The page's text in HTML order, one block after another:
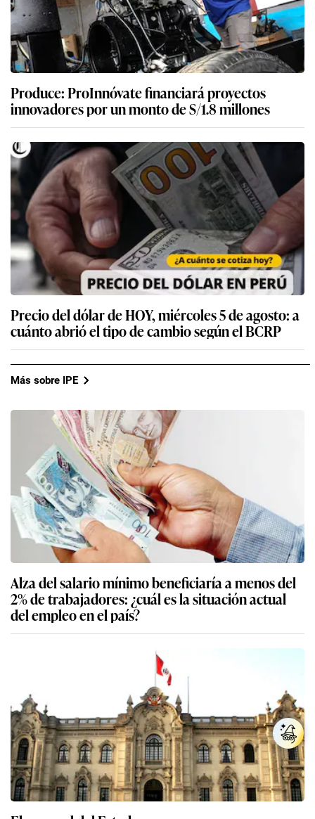
Produce: ProInnóvate financiará proyectos
innovadores por un monto de S/1.8 millones
Precio del dólar de HOY, miércoles 5 de agosto: a
cuánto abrió el tipo de cambio según el BCRP
Más sobre IPE
Alza del salario mínimo beneficiaría a menos del
2% de trabajadores: ¿cuál es la situación actual
del empleo en el país?